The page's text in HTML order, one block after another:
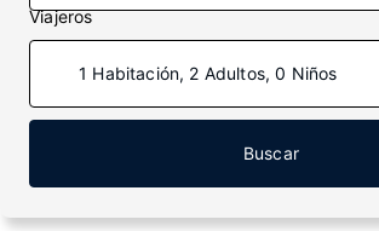
Viajeros
1 Habitación, 2 Adultos, 0 Niños
Buscar